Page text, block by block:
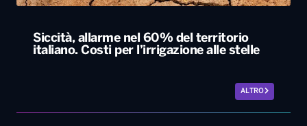
Siccità, allarme nel 60% del territorio
italiano. Costi per l’irrigazione alle stelle
ALTRO